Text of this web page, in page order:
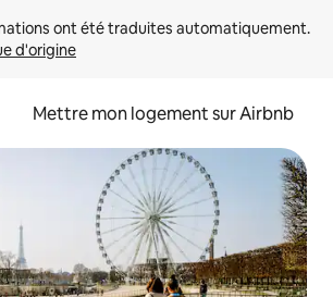
d'origine
Mettre mon logement sur Airbnb